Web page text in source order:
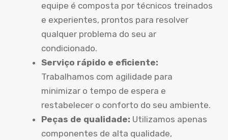
equipe é composta por técnicos treinados
e experientes, prontos para resolver
qualquer problema do seu ar
condicionado.
Serviço rápido e eficiente:
Trabalhamos com agilidade para
minimizar o tempo de espera e
restabelecer o conforto do seu ambiente.
Peças de qualidade: Utilizamos apenas
componentes de alta qualidade,